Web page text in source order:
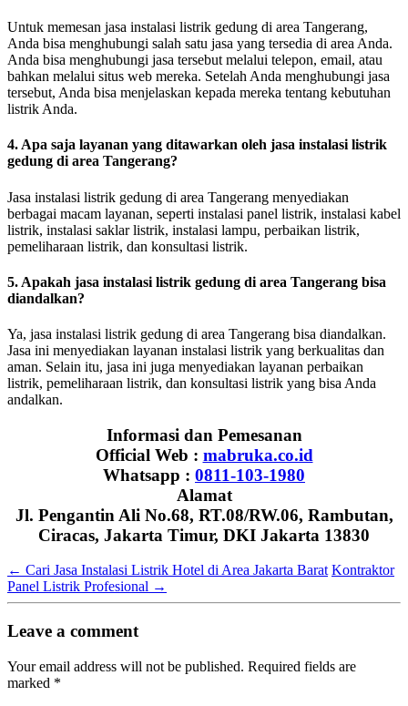
Untuk memesan jasa instalasi listrik gedung di area Tangerang,
Anda bisa menghubungi salah satu jasa yang tersedia di area Anda.
Anda bisa menghubungi jasa tersebut melalui telepon, email, atau
bahkan melalui situs web mereka. Setelah Anda menghubungi jasa
tersebut, Anda bisa menjelaskan kepada mereka tentang kebutuhan
listrik Anda.
4. Apa saja layanan yang ditawarkan oleh jasa instalasi listrik
gedung di area Tangerang?
Jasa instalasi listrik gedung di area Tangerang menyediakan
berbagai macam layanan, seperti instalasi panel listrik, instalasi kabel
listrik, instalasi saklar listrik, instalasi lampu, perbaikan listrik,
pemeliharaan listrik, dan konsultasi listrik.
5. Apakah jasa instalasi listrik gedung di area Tangerang bisa
diandalkan?
Ya, jasa instalasi listrik gedung di area Tangerang bisa diandalkan.
Jasa ini menyediakan layanan instalasi listrik yang berkualitas dan
aman. Selain itu, jasa ini juga menyediakan layanan perbaikan
listrik, pemeliharaan listrik, dan konsultasi listrik yang bisa Anda
andalkan.
Informasi dan Pemesanan
Official Web : mabruka.co.id
Whatsapp : 0811-103-1980
Alamat
Jl. Pengantin Ali No.68, RT.08/RW.06, Rambutan,
Ciracas, Jakarta Timur, DKI Jakarta 13830
← Cari Jasa Instalasi Listrik Hotel di Area Jakarta Barat Kontraktor
Panel Listrik Profesional →
Leave a comment
Your email address will not be published. Required fields are
marked *